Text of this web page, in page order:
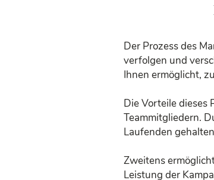
Der Prozess des
verfolgen und
Ihnen ermöglicht,
Die Vorteile dieses
Teammitgliedern.
Laufenden
Zweitens
Leistung der